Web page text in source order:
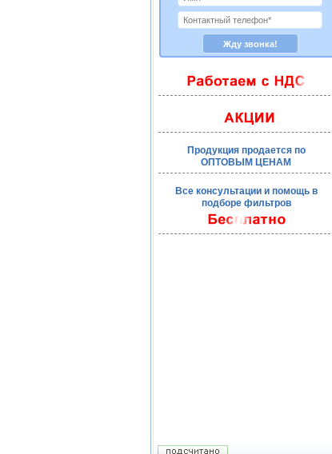
Продукция продается по
ОПТОВЫМ ЦЕНАМ
Все консультации и помощь в
подборе фильтров